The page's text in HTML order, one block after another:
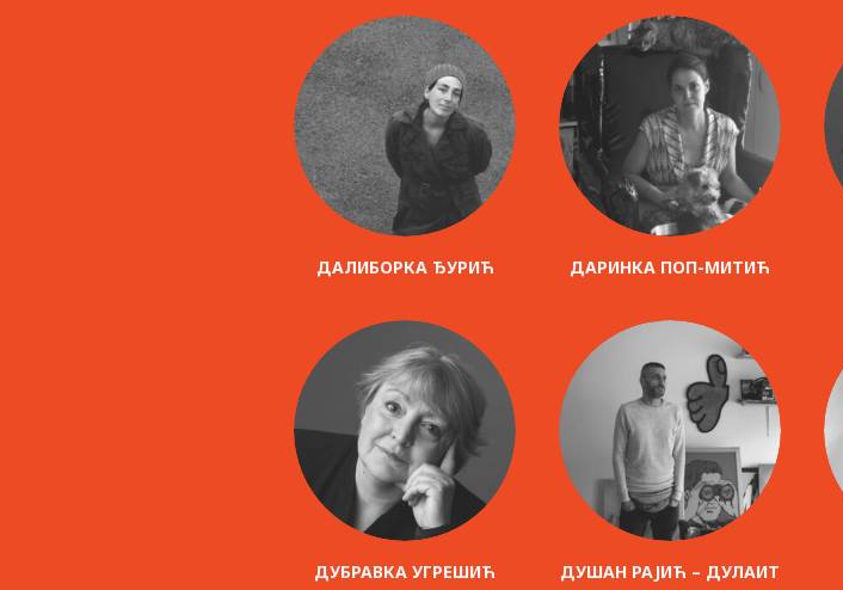
ДАЛИБОРКА ЂУРИЋ ДАРИНКА ПОП-МИТИЋ
ДУБРАВКА УГРЕШИЋ ДУШАН РАЈИЋ – ДУЛАИТ